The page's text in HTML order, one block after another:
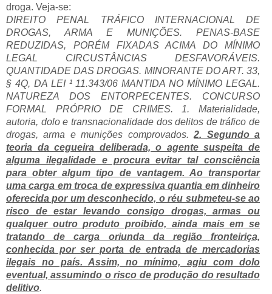
droga. Veja-se:
DIREITO PENAL TRÁFICO INTERNACIONAL DE
DROGAS, ARMA E MUNIÇÕES. PENAS-BASE
REDUZIDAS, PORÉM FIXADAS ACIMA DO MÍNIMO
LEGAL CIRCUSTÂNCIAS DESFAVORÁVEIS.
QUANTIDADE DAS DROGAS. MINORANTE DO ART. 33,
§ 4Q, DA LEI ¹ 11.343/06 MANTIDA NO MÍNIMO LEGAL.
NATUREZA DOS ENTORPECENTES. CONCURSO
FORMAL PRÓPRIO DE CRIMES. 1. Materialidade,
autoria, dolo e transnacionalidade dos delitos de tráfico de
drogas, arma e munições comprovados.2. Segundo a
teoria da cegueira deliberada, o agente suspeita de
alguma ilegalidade e procura evitar tal consciência
para obter algum tipo de vantagem. Ao transportar
uma carga em troca de expressiva quantia em dinheiro
oferecida por um desconhecido, o réu submeteu-se ao
risco de estar levando consigo drogas, armas ou
qualquer outro produto proibido, ainda mais em se
tratando de carga oriunda da região fronteiriça,
conhecida por ser porta de entrada de mercadorias
ilegais no país. Assim, no mínimo, agiu com dolo
eventual, assumindo o risco de produção do resultado
delitivo.